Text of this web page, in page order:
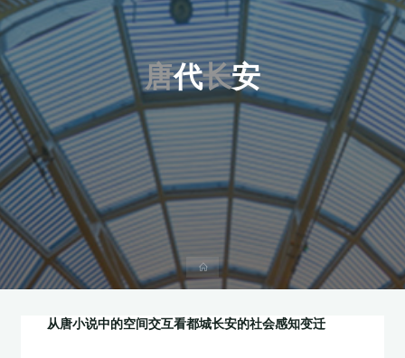
唐代长安
首
页
从唐小说中的空间交互看都城长安的社会感知变迁